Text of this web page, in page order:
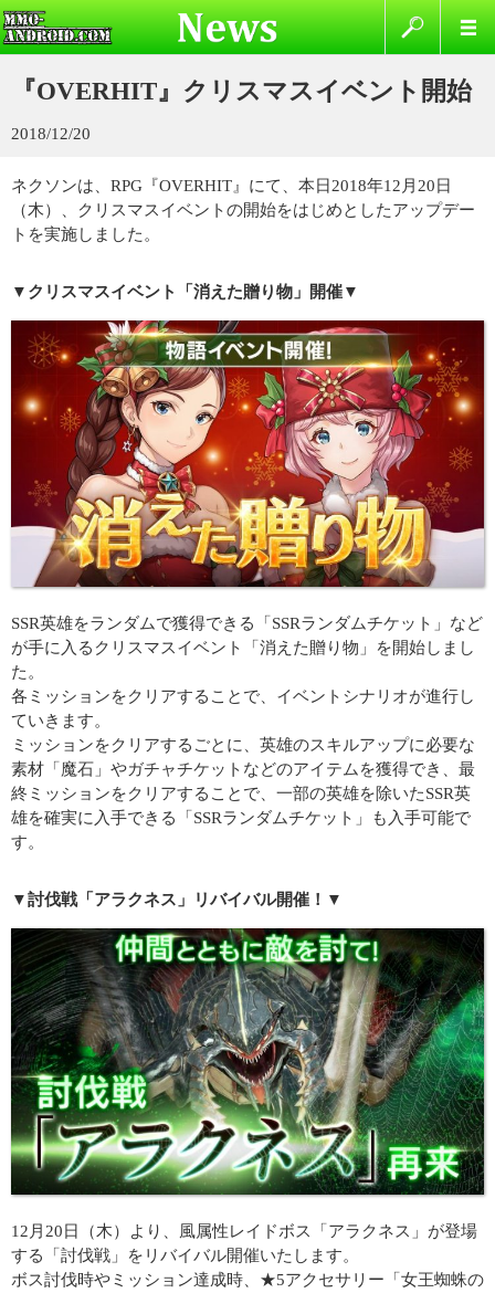
『OVERHIT』クリスマスイベント開始
2018/12/20
ネクソンは、RPG『OVERHIT』にて、本日2018年12月20日
（木）、クリスマスイベントの開始をはじめとしたアップデー
トを実施しました。
▼クリスマスイベント「消えた贈り物」開催▼
SSR英雄をランダムで獲得できる「SSRランダムチケット」など
が手に入るクリスマスイベント「消えた贈り物」を開始しまし
た。
各ミッションをクリアすることで、イベントシナリオが進行し
ていきます。
ミッションをクリアするごとに、英雄のスキルアップに必要な
素材「魔石」やガチャチケットなどのアイテムを獲得でき、最
終ミッションをクリアすることで、一部の英雄を除いたSSR英
雄を確実に入手できる「SSRランダムチケット」も入手可能で
す。
▼討伐戦「アラクネス」リバイバル開催！▼
12月20日（木）より、風属性レイドボス「アラクネス」が登場
する「討伐戦」をリバイバル開催いたします。
ボス討伐時やミッション達成時、★5アクセサリー「女王蜘蛛の